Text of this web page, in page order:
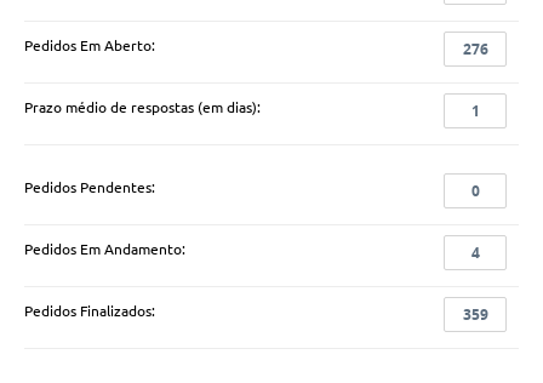
Pedidos Em Aberto: 276
Prazo médio de respostas (em dias): 1
Pedidos Pendentes: 0
Pedidos Em Andamento: 4
Pedidos Finalizados: 359